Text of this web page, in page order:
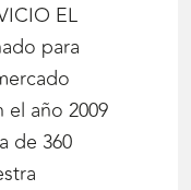
EL
para
año 2009
de 360